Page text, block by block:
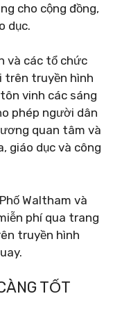
cho cộng đồng,
dục.
và các tổ chức
trên truyền hình
vinh các sáng
phép người dân
quan tâm và
giáo dục và công
Waltham và
phí qua trang
truyền hình
TỐT